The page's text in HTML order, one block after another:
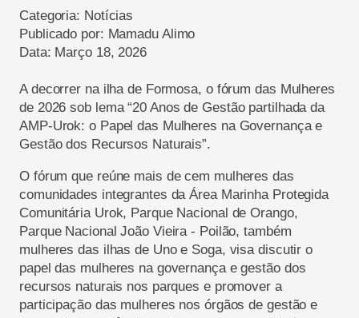
Categoria: Notícias
Publicado por: Mamadu Alimo
Data: Março 18, 2026
A decorrer na ilha de Formosa, o fórum das Mulheres
de 2026 sob lema “20 Anos de Gestão partilhada da
AMP-Urok: o Papel das Mulheres na Governança e
Gestão dos Recursos Naturais”.
O fórum que reúne mais de cem mulheres das
comunidades integrantes da Área Marinha Protegida
Comunitária Urok, Parque Nacional de Orango,
Parque Nacional João Vieira - Poilão, também
mulheres das ilhas de Uno e Soga, visa discutir o
papel das mulheres na governança e gestão dos
recursos naturais nos parques e promover a
participação das mulheres nos órgãos de gestão e